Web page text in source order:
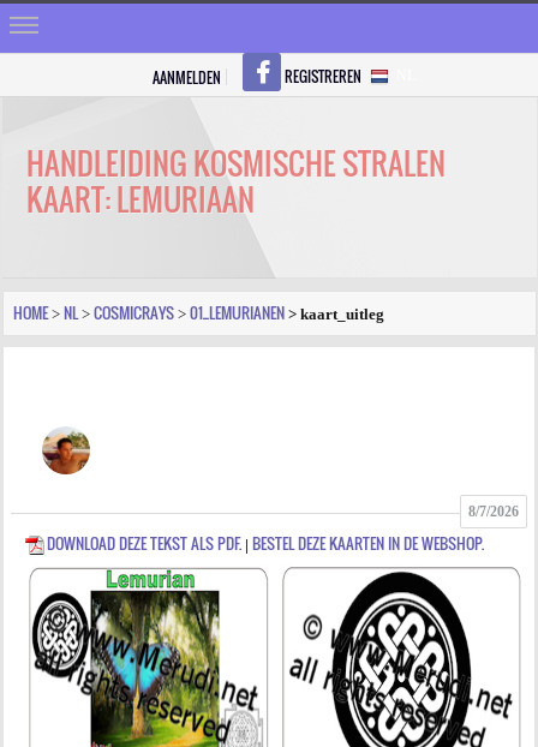
REGISTREREN
VRAGEN
FOTO
AGENDA
PRAKTIJK
AANMELDEN REGISTREREN
HANDLEIDING KOSMISCHE STRALEN
KAART: LEMURIAAN
HOME > NL > COSMICRAYS > 01_LEMURIANEN > kaart_uitleg
8/7/2026
DOWNLOAD DEZE TEKST ALS PDF. | BESTEL DEZE KAARTEN IN DE WEBSHOP.